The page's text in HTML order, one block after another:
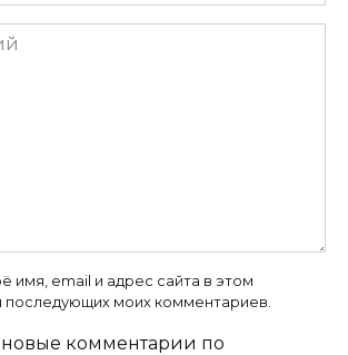
имя, email и адрес сайта в этом
последующих моих комментариев.
новые комментарии по